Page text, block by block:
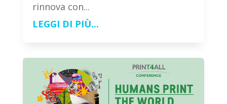
rinnova con...
LEGGI DI PIÙ...